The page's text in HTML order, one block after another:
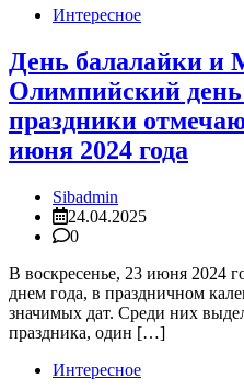
Интересное
День балалайки и
Олимпийский
праздники
июня 2024 года
Sibadmin
24.04.2025
0
В воскресенье, 23 июня 2024
днем года, в праздничном
значимых дат. Среди них
праздника, один […]
Интересное